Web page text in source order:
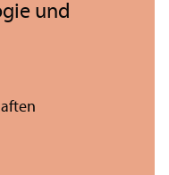
und